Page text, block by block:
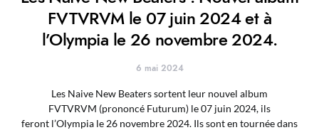
FVTVRVM le 07 juin 2024 et à
l’Olympia le 26 novembre 2024.
6 mai 2024
Les Naive New Beaters sortent leur nouvel album
FVTVRVM (prononcé Futurum) le 07 juin 2024, ils
feront l’Olympia le 26 novembre 2024. Ils sont en tournée dans